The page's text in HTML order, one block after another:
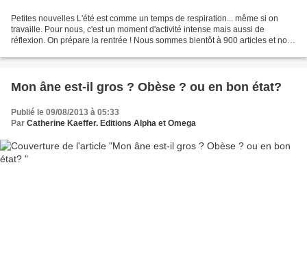
Petites nouvelles L'été est comme un temps de respiration... même si on
travaille. Pour nous, c'est un moment d'activité intense mais aussi de
réflexion. On prépare la rentrée ! Nous sommes bientôt à 900 articles et nous
Mon âne est-il gros ? Obèse ? ou en bon état?
Publié le 09/08/2013 à 05:33
Par Catherine Kaeffer. Editions Alpha et Omega